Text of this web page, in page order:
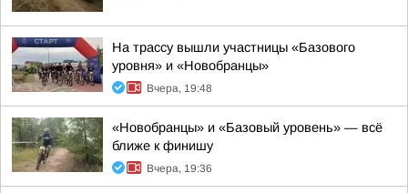
На трассу вышли участницы «Базового
уровня» и «Новобранцы»
Вчера, 19:48
«Новобранцы» и «Базовый уровень» — всё
ближе к финишу
Вчера, 19:36